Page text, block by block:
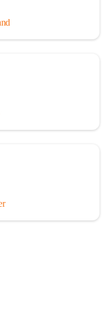
Zeitreise durch die
von der Steinzeit